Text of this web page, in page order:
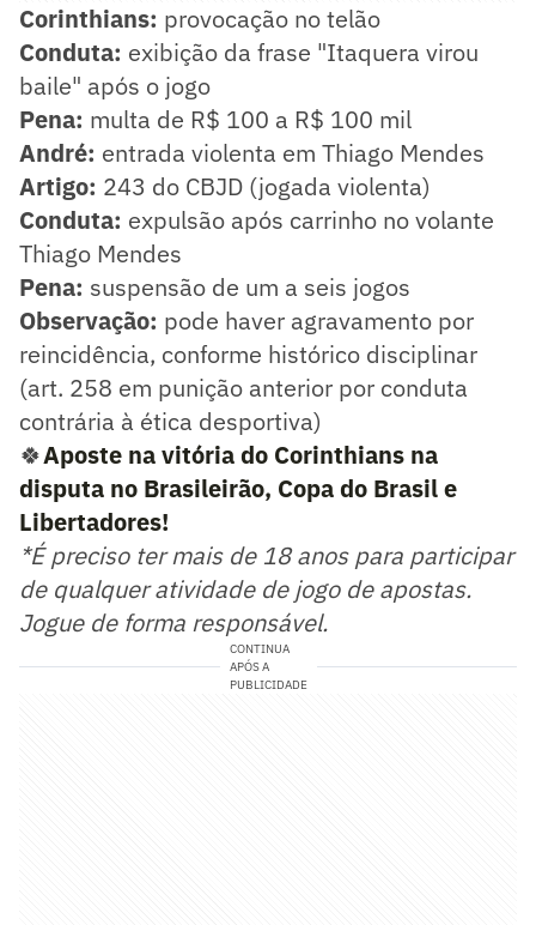
Corinthians: provocação no telão
Conduta: exibição da frase "Itaquera virou
baile" após o jogo
Pena: multa de R$ 100 a R$ 100 mil
André: entrada violenta em Thiago Mendes
Artigo: 243 do CBJD (jogada violenta)
Conduta: expulsão após carrinho no volante
Thiago Mendes
Pena: suspensão de um a seis jogos
Observação: pode haver agravamento por
reincidência, conforme histórico disciplinar
(art. 258 em punição anterior por conduta
contrária à ética desportiva)
🍀Aposte na vitória do Corinthians na
disputa no Brasileirão, Copa do Brasil e
Libertadores!
*É preciso ter mais de 18 anos para participar
de qualquer atividade de jogo de apostas.
Jogue de forma responsável.
CONTINUA
APÓS A
PUBLICIDADE